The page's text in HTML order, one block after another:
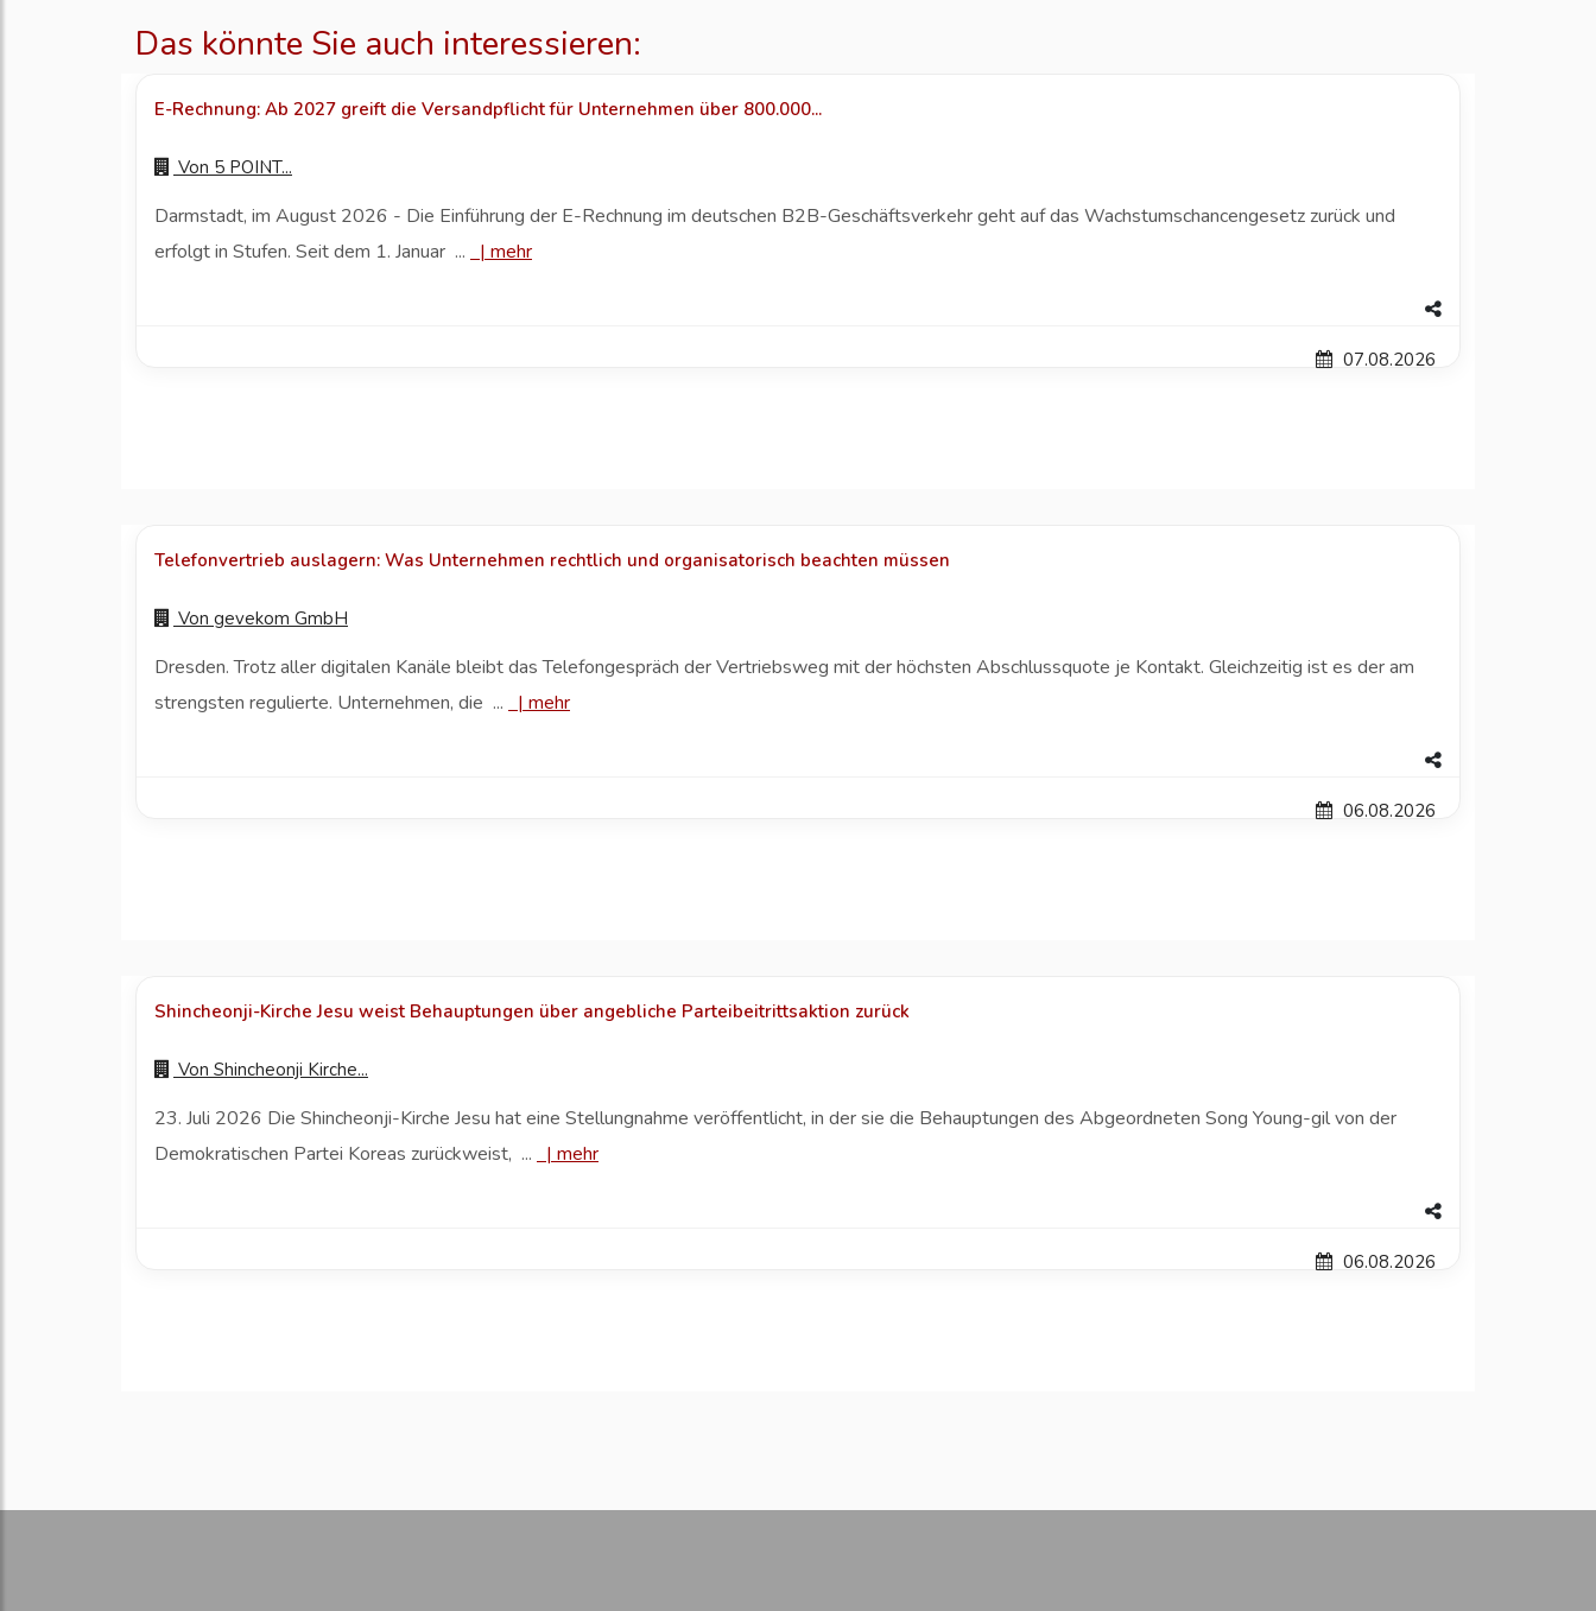
Das könnte Sie auch interessieren:
E-Rechnung: Ab 2027 greift die Versandpflicht für Unternehmen über 800.000...
Von 5 POINT...
Darmstadt, im August 2026 - Die Einführung der E-Rechnung im deutschen B2B-Geschäftsverkehr geht auf das Wachstumschancengesetz zurück und
erfolgt in Stufen. Seit dem 1. Januar ... |mehr
07.08.2026
Telefonvertrieb auslagern: Was Unternehmen rechtlich und organisatorisch beachten müssen
Von gevekom GmbH
Dresden. Trotz aller digitalen Kanäle bleibt das Telefongespräch der Vertriebsweg mit der höchsten Abschlussquote je Kontakt. Gleichzeitig ist es der am
strengsten regulierte. Unternehmen, die ... |mehr
06.08.2026
Shincheonji-Kirche Jesu weist Behauptungen über angebliche Parteibeitrittsaktion zurück
Von Shincheonji Kirche...
23. Juli 2026 Die Shincheonji-Kirche Jesu hat eine Stellungnahme veröffentlicht, in der sie die Behauptungen des Abgeordneten Song Young-gil von der
Demokratischen Partei Koreas zurückweist, ... |mehr
06.08.2026